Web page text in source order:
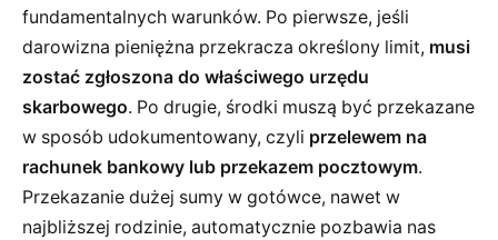
fundamentalnych warunków. Po pierwsze, jeśli
darowizna pieniężna przekracza określony limit, musi
zostać zgłoszona do właściwego urzędu
skarbowego. Po drugie, środki muszą być przekazane
w sposób udokumentowany, czyli przelewem na
rachunek bankowy lub przekazem pocztowym.
Przekazanie dużej sumy w gotówce, nawet w
najbliższej rodzinie, automatycznie pozbawia nas